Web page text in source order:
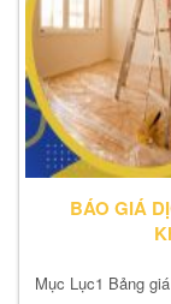
BÁO GIÁ
Mục Lục1 Bảng